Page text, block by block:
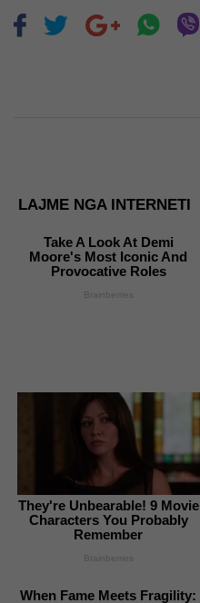
LAJME NGA INTERNETI
Take A Look At Demi
Moore's Most Iconic And
Provocative Roles
Brainberries
They're Unbearable! 9 Movie
Characters You Probably
Remember
Brainberries
When Fame Meets Fragility: